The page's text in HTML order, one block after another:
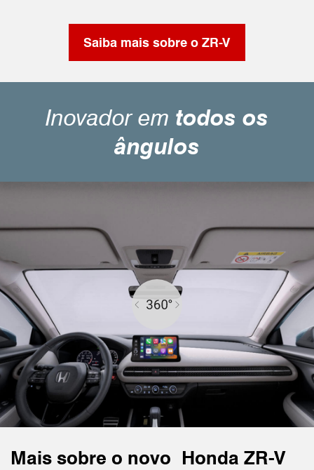
Saiba mais sobre o ZR-V
Inovador em todos os
ângulos
Mais sobre o novo Honda ZR-V